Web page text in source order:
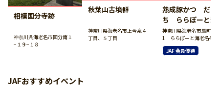
相模国分寺跡
神奈川県海老名市国分南１
−１９−１８
秋葉山古墳群
神奈川県海老名市上今泉４
丁目、５丁目
熟成豚かつ だい
ち ららぽーと海
名店
神奈川県海老名市扇町13-
1 ららぽーと海老名4F
JAF 会員優待
JAFおすすめイベント